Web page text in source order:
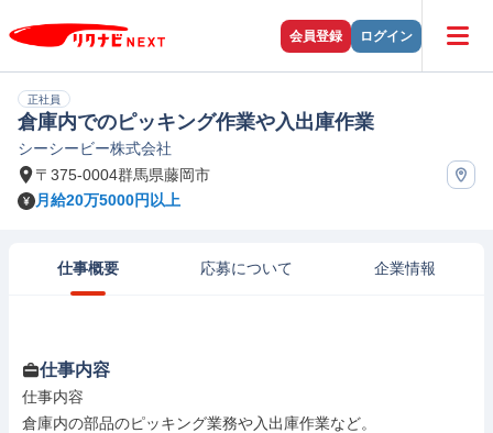
会員登録 ログイン
正社員
倉庫内でのピッキング作業や入出庫作業
シーシービー株式会社
〒375-0004群馬県藤岡市
月給20万5000円以上
仕事概要 応募について 企業情報
仕事内容
仕事内容
倉庫内の部品のピッキング業務や入出庫作業など。